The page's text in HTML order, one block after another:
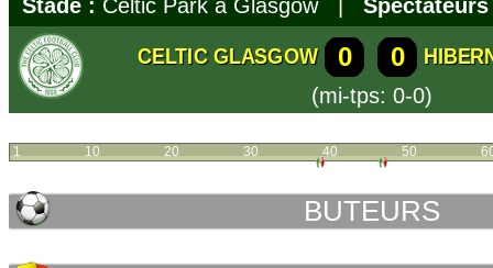
Stade : Celtic Park à Glasgow |
CELTIC GLASGOW 0 0
(mi-tps: 0-0)
1 10 20 30 40 50
BUTEURS